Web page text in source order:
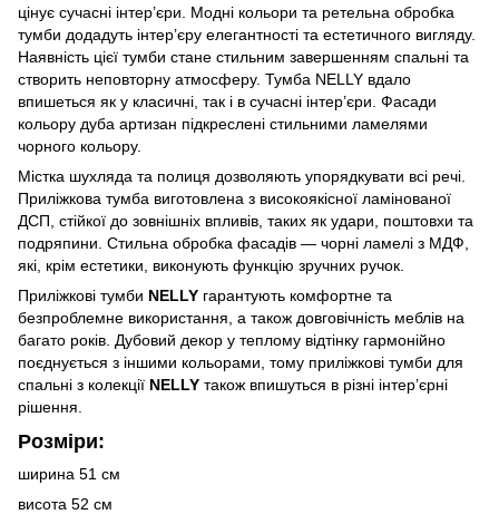
цінує сучасні інтер’єри. Модні кольори та ретельна обробка
тумби додадуть інтер’єру елегантності та естетичного вигляду.
Наявність цієї тумби стане стильним завершенням спальні та
створить неповторну атмосферу. Тумба NELLY вдало
впишеться як у класичні, так і в сучасні інтер’єри. Фасади
кольору дуба артизан підкреслені стильними ламелями
чорного кольору.
Містка шухляда та полиця дозволяють упорядкувати всі речі.
Приліжкова тумба виготовлена з високоякісної ламінованої
ДСП, стійкої до зовнішніх впливів, таких як удари, поштовхи та
подряпини. Стильна обробка фасадів — чорні ламелі з МДФ,
які, крім естетики, виконують функцію зручних ручок.
Приліжкові тумби NELLY гарантують комфортне та
безпроблемне використання, а також довговічність меблів на
багато років. Дубовий декор у теплому відтінку гармонійно
поєднується з іншими кольорами, тому приліжкові тумби для
спальні з колекції NELLY також впишуться в різні інтер’єрні
рішення.
Розміри:
ширина 51 см
висота 52 см